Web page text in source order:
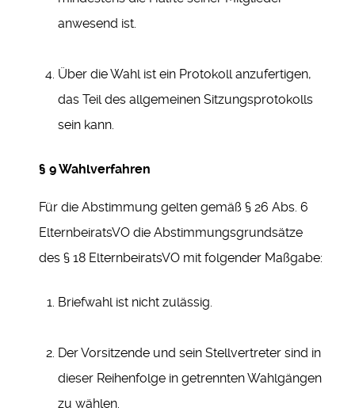
anwesend ist.
Über die Wahl ist ein Protokoll anzufertigen,
das Teil des allgemeinen Sitzungsprotokolls
sein kann.
§ 9 Wahlverfahren
Für die Abstimmung gelten gemäß § 26 Abs. 6
ElternbeiratsVO die Abstimmungsgrundsätze
des § 18 ElternbeiratsVO mit folgender Maßgabe:
Briefwahl ist nicht zulässig.
Der Vorsitzende und sein Stellvertreter sind in
dieser Reihenfolge in getrennten Wahlgängen
zu wählen.